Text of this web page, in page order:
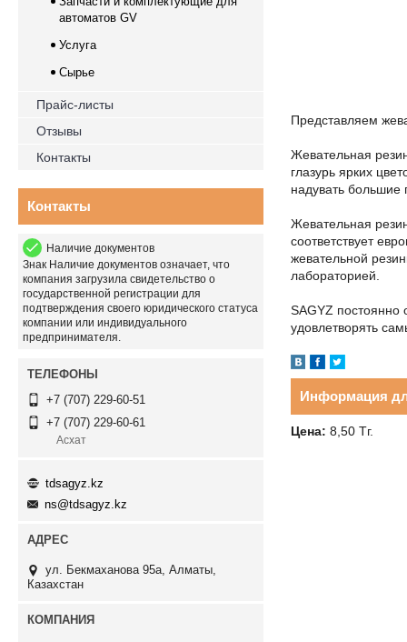
Представляем
Жевательная
глазурь ярких
надувать большие
Жевательная
соответствует
жевательной
лабораторией.
SAGYZ постоянно
удовлетворять
Информация
Цена: 8,50 Тг.
автоматов GV
Услуга
Сырье
Прайс-листы
Отзывы
Контакты
Контакты
Наличие документов
Знак Наличие документов означает, что
компания загрузила свидетельство о
государственной регистрации для
подтверждения своего юридического статуса
компании или индивидуального
предпринимателя.
+7 (707) 229-60-51
+7 (707) 229-60-61
Асхат
tdsagyz.kz
ns@tdsagyz.kz
ул. Бекмаханова 95а, Алматы,
Казахстан